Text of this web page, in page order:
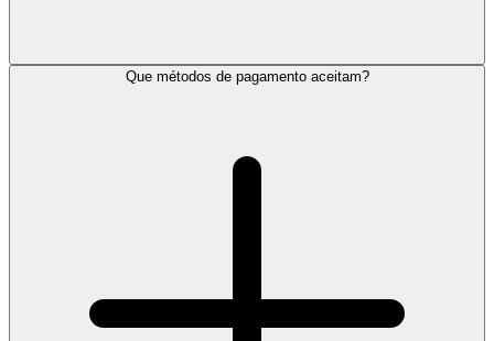
Que métodos de pagamento aceitam?